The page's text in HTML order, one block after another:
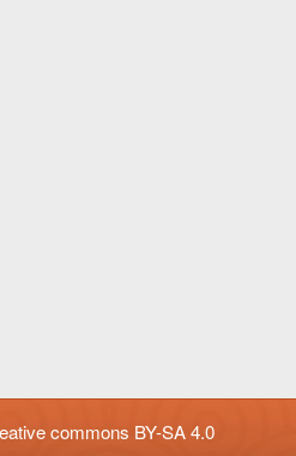
commons BY-SA 4.0